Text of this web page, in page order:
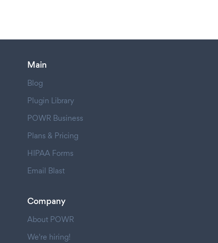
Main
Blog
Plugin Library
POWR Business
Plans & Pricing
HIPAA Forms
Email Blast
Company
About POWR
We're hiring!